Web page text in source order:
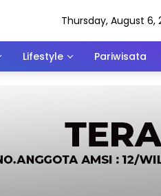
Thursday, August 6,
Lifestyle Pariwisata